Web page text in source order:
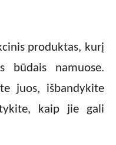
produktas, kurį
būdais namuose.
juos, išbandykite
kaip jie gali